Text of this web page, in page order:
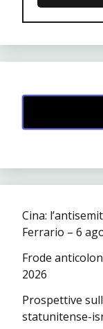
Cina:
Ferrario – 6
Frode
2026
Prospettive
statunitense-